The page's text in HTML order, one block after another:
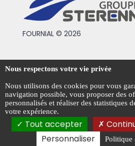
FOURNIAL © 2026
Conditions générales de vente
Mentions légales
Politique de confidentialité
Gestion des cookies
Nous respectons votre vie privée
Nous utilisons des cookies pour vous
navigation possible, vous proposer des
personnalisés et réaliser des statistiques
votre expérience.
Tout accepter
Personnaliser
Politique